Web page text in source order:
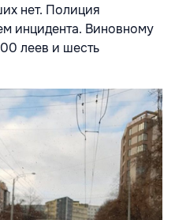
нет. Полиция
инцидента. Виновному
леев и шесть